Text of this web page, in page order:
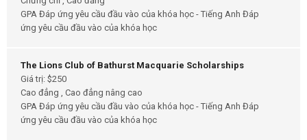
GPA Đáp ứng yêu cầu đầu vào của khóa học - Tiếng Anh Đáp
ứng yêu cầu đầu vào của khóa học
The Lions Club of Bathurst Macquarie Scholarships
Giá trị: $250
Cao đẳng , Cao đẳng nâng cao
GPA Đáp ứng yêu cầu đầu vào của khóa học - Tiếng Anh Đáp
ứng yêu cầu đầu vào của khóa học